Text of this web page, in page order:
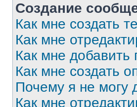
Создание
Как мне создать
Как мне
Как мне
Как мне создать
Почему я не могу
Как мне